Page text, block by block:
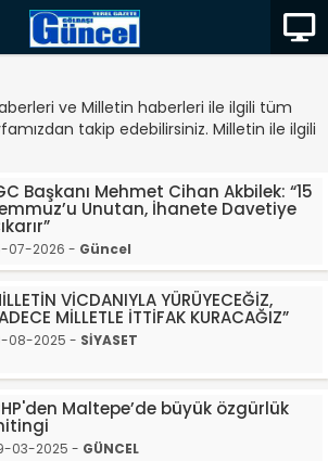
ve Milletin haberleri ile ilgili tüm
takip edebilirsiniz. Milletin ile ilgili
Başkanı Mehmet Cihan Akbilek: “15
Unutan, İhanete Davetiye
07-2026 - Güncel
VİCDANIYLA YÜRÜYECEĞİZ,
MİLLETLE İTTİFAK KURACAĞIZ”
08-2025 - SİYASET
Maltepe’de büyük özgürlük
03-2025 - GÜNCEL